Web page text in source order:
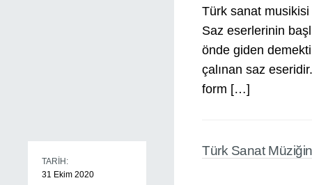
Türk sanat
Saz eserlerinin
önde giden
çalınan saz
form […]
TARİH:
31 Ekim 2020
Türk Sanat